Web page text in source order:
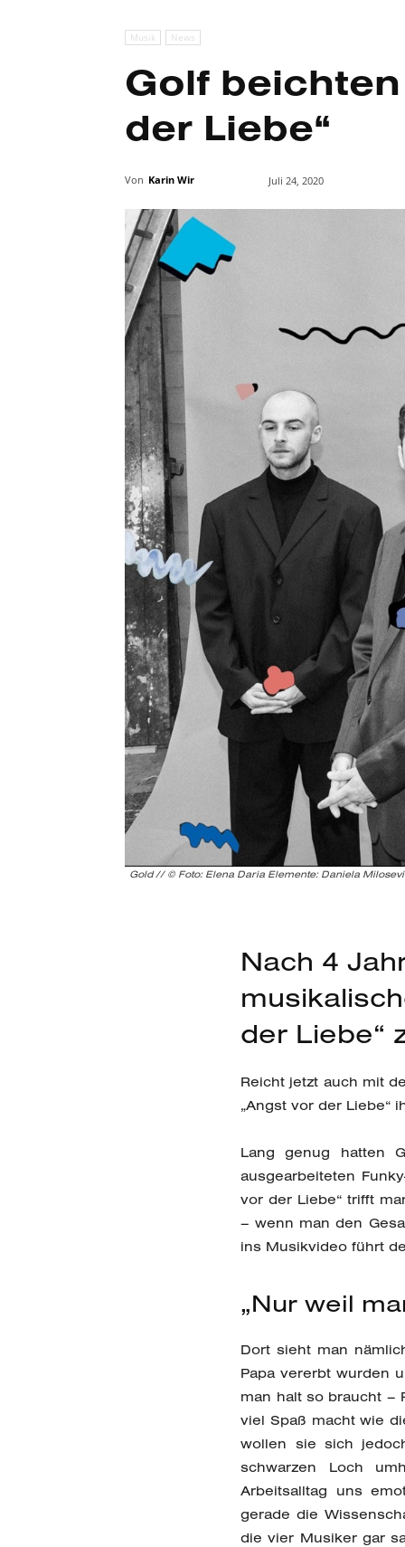
Musik News
Golf
der Liebe“
Von Karin Wir Juli 24, 2020
Gold // © Foto: Elena Daria Elemente: Daniela
Nach 4
der Liebe“
Reicht jetzt auch mit
„Angst vor der Liebe“
Lang genug hatten
ausgearbeiteten
vor der Liebe“ trifft
– wenn man den
ins Musikvideo führt
„Nur weil
Dort sieht man
Papa vererbt wurden
man halt so braucht –
viel Spaß macht wie
wollen sie sich
schwarzen Loch
Arbeitsalltag uns
gerade die
die vier Musiker gar